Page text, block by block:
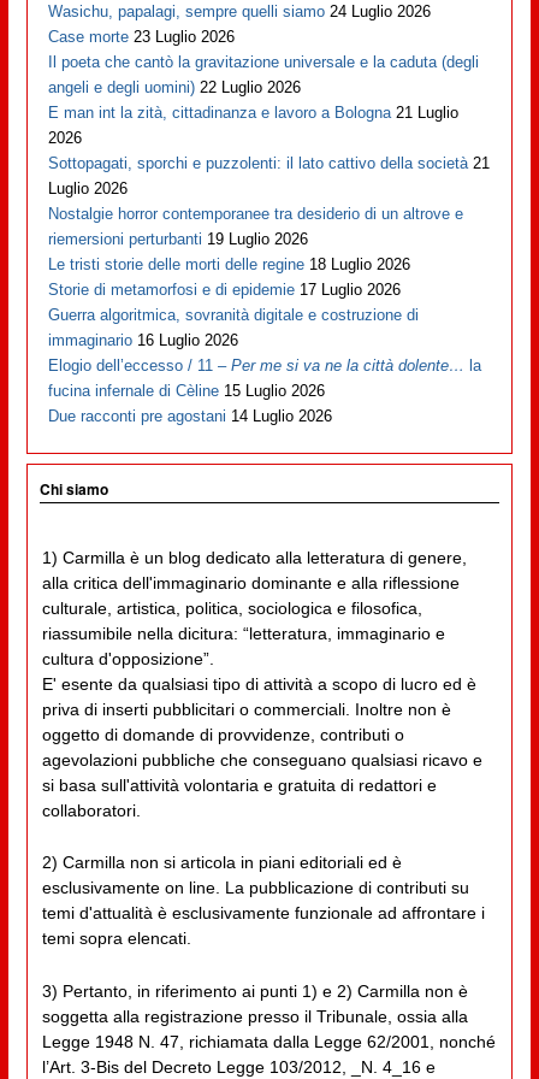
Wasichu, papalagi, sempre quelli siamo 24 Luglio 2026
Case morte 23 Luglio 2026
Il poeta che cantò la gravitazione universale e la caduta (degli
angeli e degli uomini) 22 Luglio 2026
E man int la zità, cittadinanza e lavoro a Bologna 21 Luglio
2026
Sottopagati, sporchi e puzzolenti: il lato cattivo della società 21
Luglio 2026
Nostalgie horror contemporanee tra desiderio di un altrove e
riemersioni perturbanti 19 Luglio 2026
Le tristi storie delle morti delle regine 18 Luglio 2026
Storie di metamorfosi e di epidemie 17 Luglio 2026
Guerra algoritmica, sovranità digitale e costruzione di
immaginario 16 Luglio 2026
Elogio dell’eccesso / 11 –Per me si va ne la città dolente… la
fucina infernale di Cèline 15 Luglio 2026
Due racconti pre agostani 14 Luglio 2026
Chi siamo
1) Carmilla è un blog dedicato alla letteratura di genere,
alla critica dell'immaginario dominante e alla riflessione
culturale, artistica, politica, sociologica e filosofica,
riassumibile nella dicitura: “letteratura, immaginario e
cultura d'opposizione”.
E' esente da qualsiasi tipo di attività a scopo di lucro ed è
priva di inserti pubblicitari o commerciali. Inoltre non è
oggetto di domande di provvidenze, contributi o
agevolazioni pubbliche che conseguano qualsiasi ricavo e
si basa sull'attività volontaria e gratuita di redattori e
collaboratori.
2) Carmilla non si articola in piani editoriali ed è
esclusivamente on line. La pubblicazione di contributi su
temi d'attualità è esclusivamente funzionale ad affrontare i
temi sopra elencati.
3) Pertanto, in riferimento ai punti 1) e 2) Carmilla non è
soggetta alla registrazione presso il Tribunale, ossia alla
Legge 1948 N. 47, richiamata dalla Legge 62/2001, nonché
l’Art. 3-Bis del Decreto Legge 103/2012, _N. 4_16 e